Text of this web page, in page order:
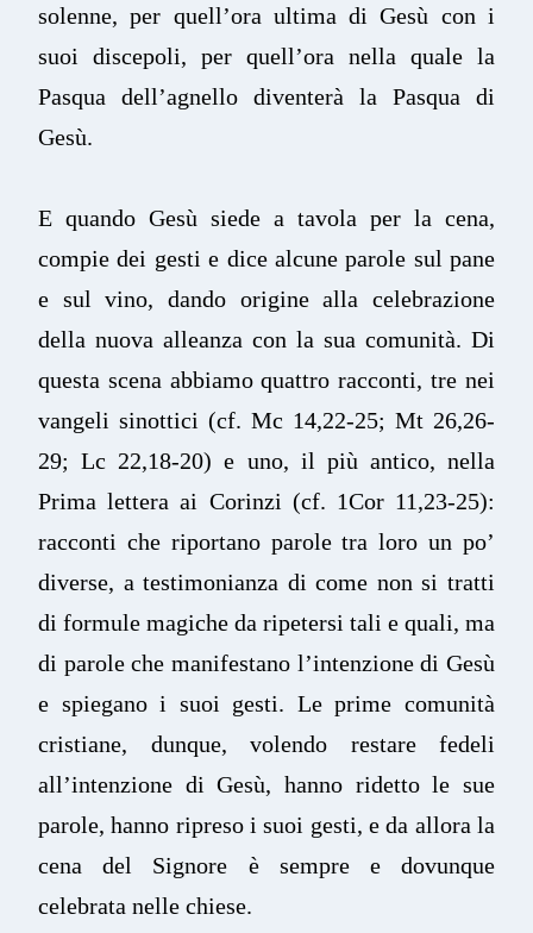
solenne, per quell’ora ultima di Gesù con i
suoi discepoli, per quell’ora nella quale la
Pasqua dell’agnello diventerà la Pasqua di
Gesù.
E quando Gesù siede a tavola per la cena,
compie dei gesti e dice alcune parole sul pane
e sul vino, dando origine alla celebrazione
della nuova alleanza con la sua comunità. Di
questa scena abbiamo quattro racconti, tre nei
vangeli sinottici (cf. Mc 14,22-25; Mt 26,26-
29; Lc 22,18-20) e uno, il più antico, nella
Prima lettera ai Corinzi (cf. 1Cor 11,23-25):
racconti che riportano parole tra loro un po’
diverse, a testimonianza di come non si tratti
di formule magiche da ripetersi tali e quali, ma
di parole che manifestano l’intenzione di Gesù
e spiegano i suoi gesti. Le prime comunità
cristiane, dunque, volendo restare fedeli
all’intenzione di Gesù, hanno ridetto le sue
parole, hanno ripreso i suoi gesti, e da allora la
cena del Signore è sempre e dovunque
celebrata nelle chiese.